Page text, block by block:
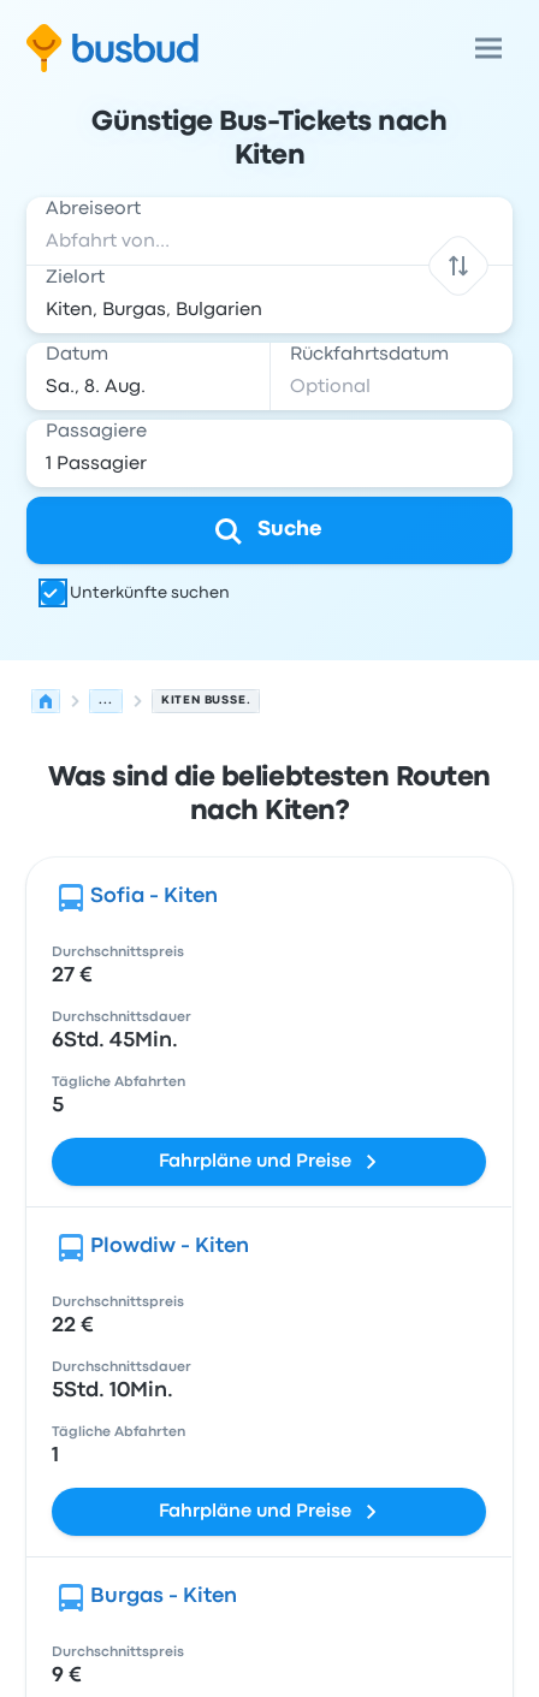
Günstige Bus-Tickets nach
Kiten
Abreiseort
Zielort
Datum Rückfahrtsdatum
Passagiere
Suche
Unterkünfte suchen
... KITEN BUSSE.
Was sind die beliebtesten Routen
nach Kiten?
Sofia - Kiten
Durchschnittspreis
27 €
Durchschnittsdauer
6Std. 45Min.
Tägliche Abfahrten
5
Fahrpläne und Preise
Plowdiw - Kiten
Durchschnittspreis
22 €
Durchschnittsdauer
5Std. 10Min.
Tägliche Abfahrten
1
Fahrpläne und Preise
Burgas - Kiten
Durchschnittspreis
9 €